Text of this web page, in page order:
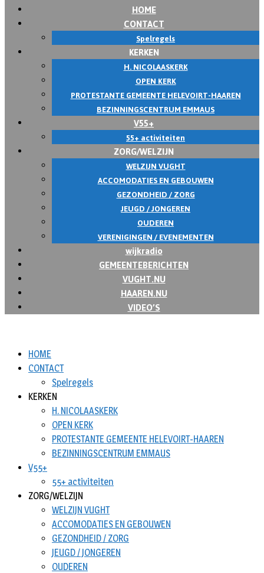
HOME
CONTACT
Spelregels
KERKEN
H. NICOLAASKERK
OPEN KERK
PROTESTANTE GEMEENTE HELEVOIRT-HAAREN
BEZINNINGSCENTRUM EMMAUS
V55+
55+ activiteiten
ZORG/WELZIJN
WELZIJN VUGHT
ACCOMODATIES EN GEBOUWEN
GEZONDHEID / ZORG
JEUGD / JONGEREN
OUDEREN
VERENIGINGEN / EVENEMENTEN
wijkradio
GEMEENTEBERICHTEN
VUGHT.NU
HAAREN.NU
VIDEO’S
HOME
CONTACT
Spelregels
KERKEN
H. NICOLAASKERK
OPEN KERK
PROTESTANTE GEMEENTE HELEVOIRT-HAAREN
BEZINNINGSCENTRUM EMMAUS
V55+
55+ activiteiten
ZORG/WELZIJN
WELZIJN VUGHT
ACCOMODATIES EN GEBOUWEN
GEZONDHEID / ZORG
JEUGD / JONGEREN
OUDEREN